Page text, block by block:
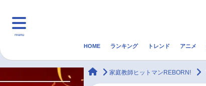
menu
HOME ランキング トレンド アニメ
animateTimes
家庭教師ヒットマンREBORN!